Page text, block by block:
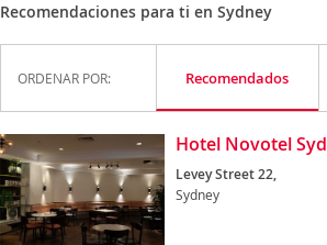
Recomendaciones para ti en Sydney
ORDENAR POR: Recomendados
Hotel Novotel
Levey Street 22,
Sydney